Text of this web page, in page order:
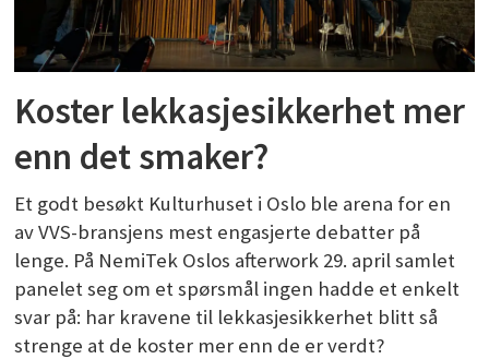
Koster lekkasjesikkerhet mer
enn det smaker?
Et godt besøkt Kulturhuset i Oslo ble arena for en
av VVS-bransjens mest engasjerte debatter på
lenge. På NemiTek Oslos afterwork 29. april samlet
panelet seg om et spørsmål ingen hadde et enkelt
svar på: har kravene til lekkasjesikkerhet blitt så
strenge at de koster mer enn de er verdt?